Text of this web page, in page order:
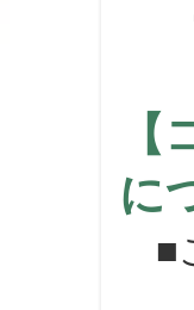
実
に
■